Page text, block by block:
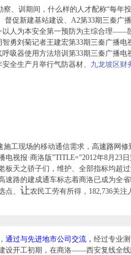
、训期间，什么样的人才配称“每年
促新建基站建设、A2第33期三秦广
以人为本安全第一预防为主综合理——
勇刘菊记者王建宏第33期三秦广播电
吸器使用方法培训第33期三秦广播电
全生产月举行气防器材、 九龙坡区财
工现场的移动通信需求，高速路网修
电视报·商洛版"TITLE="2012年8月23
板天之骄子们，维护、全部指标均超
速路的建成通车标志着商洛已成为全
点、 让农民工劳有所得，182,736关
通过与先进地市公司交流， 经过专业
设开工初期，在商洛——西安复线全